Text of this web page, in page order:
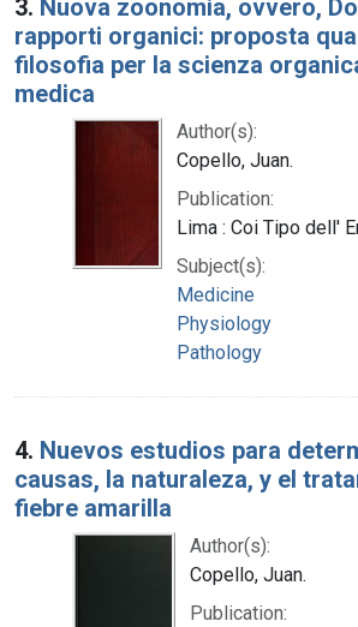
3. Nuova zoonomia, ovvero,
rapporti organici: proposta
filosofia per la scienza
medica
Author(s):
Copello, Juan.
Publication:
Lima : Coi Tipo dell'
Subject(s):
Medicine
Physiology
Pathology
4. Nuevos estudios para
causas, la naturaleza, y el
fiebre amarilla
Author(s):
Copello, Juan.
Publication: